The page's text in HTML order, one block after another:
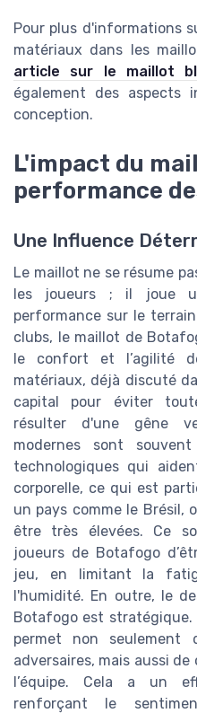
Pour plus d'informations
matériaux dans les
article sur le maillot
également des aspects
conception.
L'impact du
performance
Une Influence
Le maillot ne se résume
les joueurs ; il joue
performance sur le
clubs, le maillot de
le confort et l’agilité
matériaux, déjà discuté
capital pour éviter
résulter d'une gêne
modernes sont
technologiques qui
corporelle, ce qui est
un pays comme le Brésil,
être très élevées. Ce
joueurs de Botafogo
jeu, en limitant la
l'humidité. En outre, le
Botafogo est
permet non seulement
adversaires, mais aussi
l’équipe. Cela a un
renforçant le